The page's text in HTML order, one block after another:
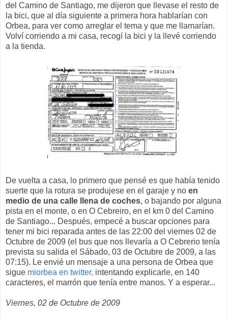
del Camino de Santiago, me dijeron que llevase el resto de
la bici, que al día siguiente a primera hora hablarían con
Orbea, para ver como arreglar el tema y que me llamarían.
Volví corriendo a mi casa, recogí la bici y la llevé corriendo
a la tienda.
De vuelta a casa, lo primero que pensé es que había tenido
suerte que la rotura se produjese en el garaje y no en
medio de una calle llena de coches, o bajando por alguna
pista en el monte, o en O Cebreiro, en el km 0 del Camino
de Santiago... Después, empecé a buscar opciones para
tener mi bici reparada antes de las 22:00 del viernes 02 de
Octubre de 2009 (el bus que nos llevaría a O Cebrerio tenía
prevista su salida el Sábado, 03 de Octubre de 2009, a las
07:15). Le envié un mensaje a una persona de Orbea que
sigue miorbea en twitter, intentando explicarle, en 140
caracteres, el marrón que tenía entre manos. Y a esperar...
Viernes, 02 de Octubre de 2009